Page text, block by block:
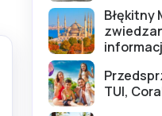
Błękitny
TUI,